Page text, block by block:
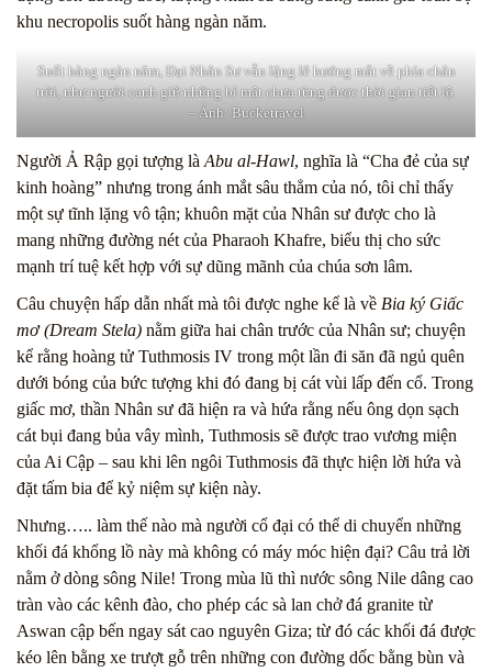
khu necropolis suốt hàng ngàn năm.
Suốt hàng ngàn năm, Đại Nhân Sư vẫn lặng lẽ hướng mắt về phía chân
trời, như người canh giữ những bí mật chưa từng được thời gian tiết lộ.
– Ảnh: Bucketravel
Người Ả Rập gọi tượng là Abu al-Hawl, nghĩa là “Cha đẻ của sự
kinh hoàng” nhưng trong ánh mắt sâu thẳm của nó, tôi chỉ thấy
một sự tĩnh lặng vô tận; khuôn mặt của Nhân sư được cho là
mang những đường nét của Pharaoh Khafre, biểu thị cho sức
mạnh trí tuệ kết hợp với sự dũng mãnh của chúa sơn lâm.
Câu chuyện hấp dẫn nhất mà tôi được nghe kể là về Bia ký Giấc
mơ (Dream Stela) nằm giữa hai chân trước của Nhân sư; chuyện
kể rằng hoàng tử Tuthmosis IV trong một lần đi săn đã ngủ quên
dưới bóng của bức tượng khi đó đang bị cát vùi lấp đến cổ. Trong
giấc mơ, thần Nhân sư đã hiện ra và hứa rằng nếu ông dọn sạch
cát bụi đang bủa vây mình, Tuthmosis sẽ được trao vương miện
của Ai Cập – sau khi lên ngôi Tuthmosis đã thực hiện lời hứa và
đặt tấm bia để kỷ niệm sự kiện này.
Nhưng….. làm thế nào mà người cổ đại có thể di chuyển những
khối đá khổng lồ này mà không có máy móc hiện đại? Câu trả lời
nằm ở dòng sông Nile! Trong mùa lũ thì nước sông Nile dâng cao
tràn vào các kênh đào, cho phép các sà lan chở đá granite từ
Aswan cập bến ngay sát cao nguyên Giza; từ đó các khối đá được
kéo lên bằng xe trượt gỗ trên những con đường dốc bằng bùn và